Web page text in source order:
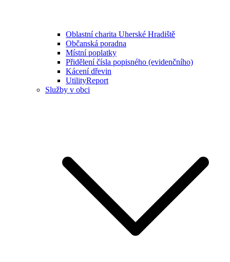
Oblastní charita Uherské Hradiště
Občanská poradna
Místní poplatky
Přidělení čísla popisného (evidenčního)
Kácení dřevin
UtilityReport
Služby v obci